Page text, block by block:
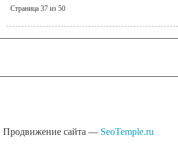
Страница 37 из 50
Продвижение сайта — SeoTemple.ru